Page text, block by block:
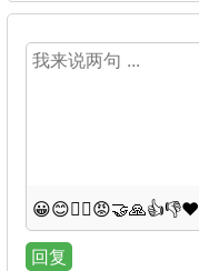
😀😊😵‍💫😡🤝🙏👍👎❤️
回复